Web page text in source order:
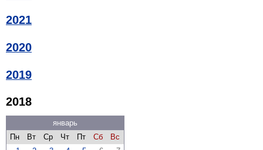
2021
2020
2019
2018
январь
Пн
Вт Ср Чт Пт Сб
Вс